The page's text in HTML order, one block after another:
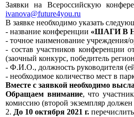
Заявки на Всероссийскую
ivanova@future4you.ru
В заявке необходимо указать
- название конференции «ШАГИ В
- точное наименование учреждения/
- состав участников конференции
(заочный конкурс, победитель
- Ф.И.О., должность руководителя
- необходимое количество мест в
Вместе с заявкой необходимо
Обращаем внимание, что
комиссию (второй экземпляр должен
2. До 10 октября 2021 г.